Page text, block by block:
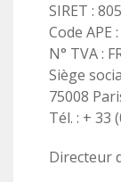
SIRET :
Code APE
N° TVA :
Siège
75008
Tél. : + 33
Directeur